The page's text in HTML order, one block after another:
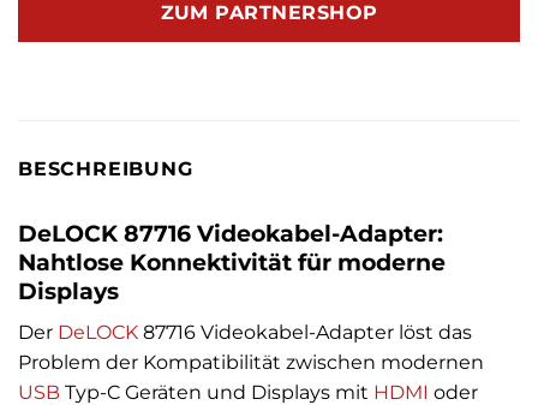
ZUM PARTNERSHOP
BESCHREIBUNG
DeLOCK 87716 Videokabel-Adapter:
Nahtlose Konnektivität für moderne
Displays
Der DeLOCK 87716 Videokabel-Adapter löst das
Problem der Kompatibilität zwischen modernen
USB Typ-C Geräten und Displays mit HDMI oder